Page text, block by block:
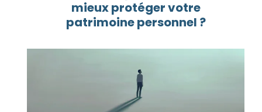
mieux protéger votre
patrimoine personnel ?